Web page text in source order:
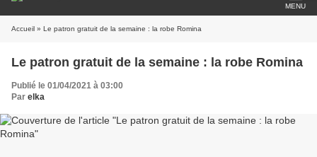
MENU
Accueil » Le patron gratuit de la semaine : la robe Romina
Le patron gratuit de la semaine : la robe Romina
Publié le 01/04/2021 à 03:00
Par elka